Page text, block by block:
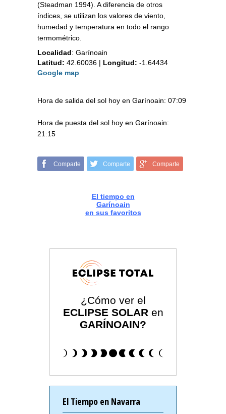
(Steadman 1994). A diferencia de otros
índices, se utilizan los valores de viento,
humedad y temperatura en todo el rango
termométrico.
Localidad: Garínoain
Latitud: 42.60036 | Longitud: -1.64434
Google map
Hora de salida del sol hoy en Garínoain: 07:09
Hora de puesta del sol hoy en Garínoain:
21:15
Comparte Comparte Comparte
El tiempo en
Garínoain
en sus favoritos
¿Cómo ver el
ECLIPSE SOLAR en
GARÍNOAIN?
El Tiempo en Navarra